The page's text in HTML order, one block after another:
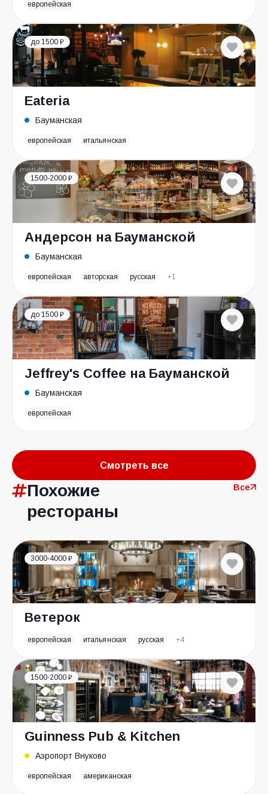
европейская
до 1500 ₽
Eateria
Бауманская
европейская итальянская
1500-2000 ₽
Андерсон на Бауманской
Бауманская
европейская авторская русская +1
до 1500 ₽
Jeffrey's Coffee на Бауманской
Бауманская
европейская
Смотреть все
Похожие
рестораны
Все
3000-4000 ₽
Ветерок
европейская итальянская русская +4
1500-2000 ₽
Guinness Pub & Kitchen
Аэропорт Внуково
европейская американская